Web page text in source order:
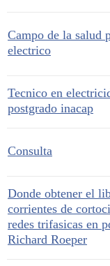
Campo de la salud
electrico
Tecnico en
postgrado inacap
Consulta
Donde obtener el
corrientes de
redes trifasicas en
Richard Roeper